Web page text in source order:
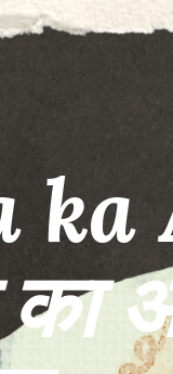
ka
का